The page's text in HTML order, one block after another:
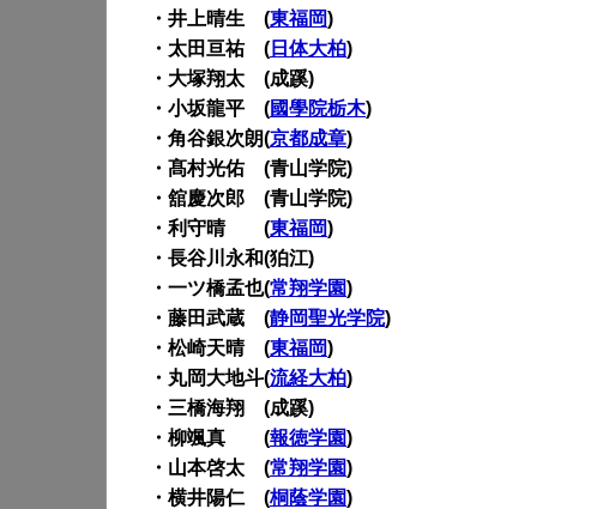
・井上晴生 (東福岡)
・太田亘祐 ( 日体大柏)
・大塚翔太 (成蹊)
・小坂龍平 (國學院栃木)
・角谷銀次朗(京都成章)
・髙村光佑 (青山学院)
・舘慶次郎 (青山学院)
・利守晴 (東福岡)
・長谷川永和(狛江)
・一ツ橋孟也(常翔学園)
・藤田武蔵 (静岡聖光学院)
・松崎天晴 (東福岡)
・丸岡大地斗(流経大柏)
・三橋海翔 (成蹊)
・柳颯真 (報徳学園)
・山本啓太 (常翔学園)
・横井陽仁 (桐蔭学園)